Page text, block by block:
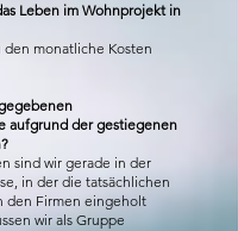
Leben im Wohnprojekt in
monatliche Kosten
aufgrund der gestiegenen
sind wir gerade in der
in der die tatsächlichen
den Firmen eingeholt
wir als Gruppe